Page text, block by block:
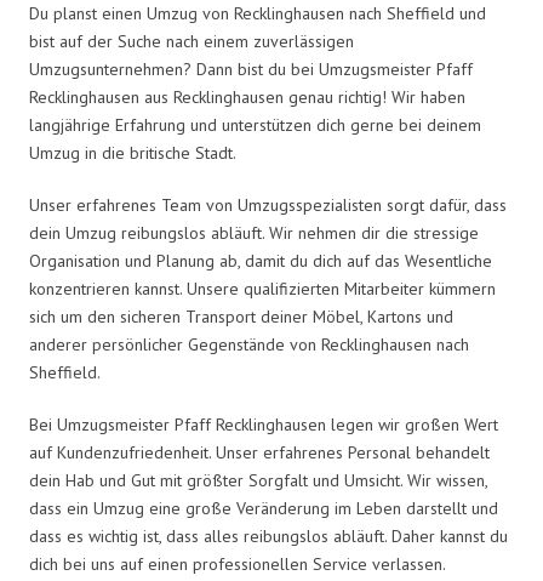
Du planst einen Umzug von Recklinghausen nach Sheffield und
bist auf der Suche nach einem zuverlässigen
Umzugsunternehmen? Dann bist du bei Umzugsmeister Pfaff
Recklinghausen aus Recklinghausen genau richtig! Wir haben
langjährige Erfahrung und unterstützen dich gerne bei deinem
Umzug in die britische Stadt.
Unser erfahrenes Team von Umzugsspezialisten sorgt dafür, dass
dein Umzug reibungslos abläuft. Wir nehmen dir die stressige
Organisation und Planung ab, damit du dich auf das Wesentliche
konzentrieren kannst. Unsere qualifizierten Mitarbeiter kümmern
sich um den sicheren Transport deiner Möbel, Kartons und
anderer persönlicher Gegenstände von Recklinghausen nach
Sheffield.
Bei Umzugsmeister Pfaff Recklinghausen legen wir großen Wert
auf Kundenzufriedenheit. Unser erfahrenes Personal behandelt
dein Hab und Gut mit größter Sorgfalt und Umsicht. Wir wissen,
dass ein Umzug eine große Veränderung im Leben darstellt und
dass es wichtig ist, dass alles reibungslos abläuft. Daher kannst du
dich bei uns auf einen professionellen Service verlassen.